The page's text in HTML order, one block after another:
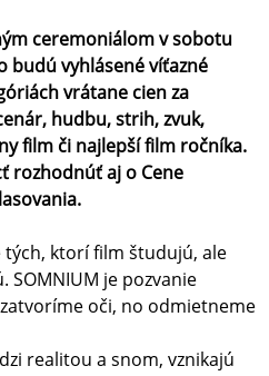
ceremoniálom v sobotu
budú vyhlásené víťazné
vrátane cien za
hudbu, strih, zvuk,
film či najlepší film ročníka.
rozhodnúť aj o Cene
tých, ktorí film študujú, ale
SOMNIUM je pozvanie
oči, no odmietneme
realitou a snom, vznikajú